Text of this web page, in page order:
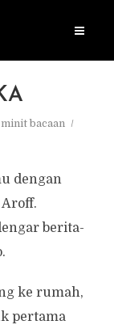
bacaan
dengan
berita-
ke rumah,
pertama